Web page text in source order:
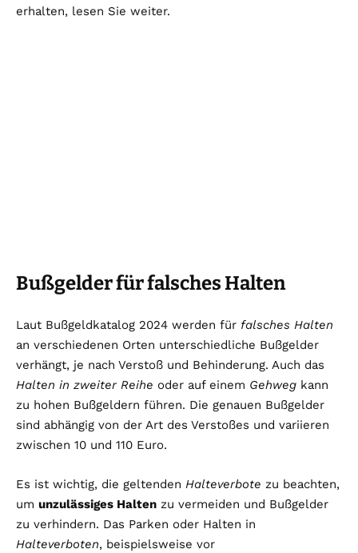
erhalten, lesen Sie weiter.
Bußgelder für falsches Halten
Laut Bußgeldkatalog 2024 werden für falsches Halten
an verschiedenen Orten unterschiedliche Bußgelder
verhängt, je nach Verstoß und Behinderung. Auch das
Halten in zweiter Reihe oder auf einem Gehweg kann
zu hohen Bußgeldern führen. Die genauen Bußgelder
sind abhängig von der Art des Verstoßes und variieren
zwischen 10 und 110 Euro.
Es ist wichtig, die geltenden Halteverbote zu beachten,
um unzulässiges Halten zu vermeiden und Bußgelder
zu verhindern. Das Parken oder Halten in
Halteverboten, beispielsweise vor